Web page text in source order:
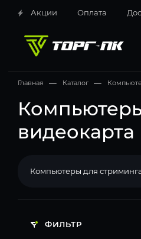
Акции Оплата
Главная — Каталог —
видеокарта
Компьютеры для
ФИЛЬТР